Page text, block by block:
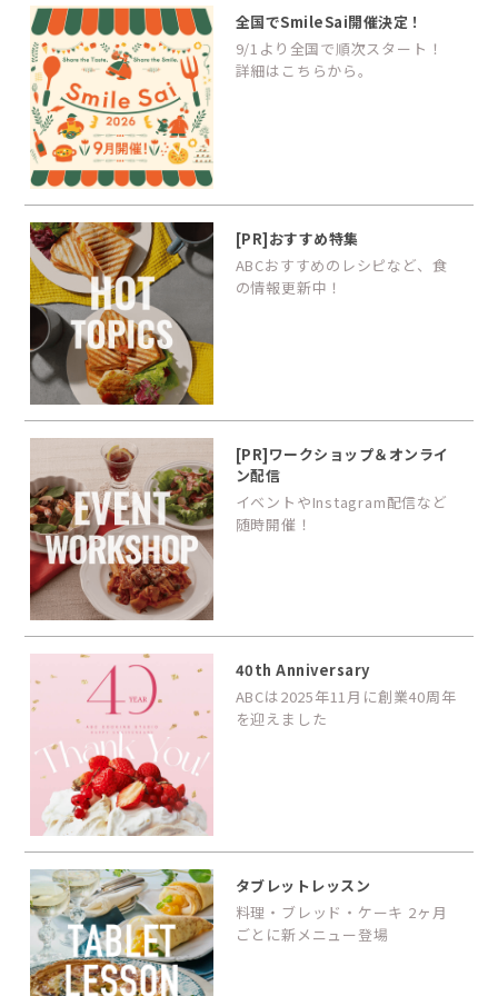
全国でSmileSai開催決定！
9/1より全国で順次スタート！
詳細はこちらから。
[PR]おすすめ特集
ABCおすすめのレシピなど、食
の情報更新中！
[PR]ワークショップ＆オンライ
ン配信
イベントやInstagram配信など
随時開催！
40th Anniversary
ABCは2025年11月に創業40周年
を迎えました
タブレットレッスン
料理・ブレッド・ケーキ 2ヶ月
ごとに新メニュー登場